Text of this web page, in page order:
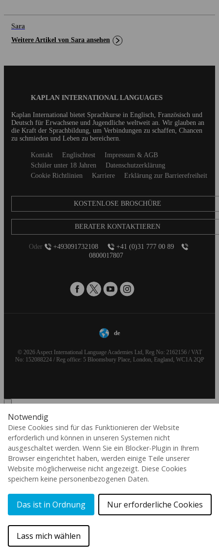
Notwendig
Diese Cookies sind für das Funktionieren der Website
erforderlich und können in unseren Systemen nicht
ausgeschaltet werden. Wenn Sie ein Blocker-Plugin in Ihrem
Browser eingerichtet haben, werden einige Teile unserer
Website möglicherweise nicht angezeigt. Diese Cookies
speichern keine personenbezogenen Daten.
Das ist in Ordnung Nur erforderliche Cookies
Lass mich wählen
Mache unseren kostenlosen
Sara
Weitere Artikel von Sara ansehen
KAPLAN INTERNATIONAL LANGUAGES
Kaplan International bietet Sprachkurse in Englisch, Französisch und
Deutsch für Erwachsene und Jugendliche weltweit an. Wir glauben an
die Kraft der Sprachbildung, um Verbindungen zu schaffen, Chancen
zu schmieden und Leben zu bereichern.
Secondary
Kontakt Englischtest
Impressum & AGB
Schüler unter 18 Jahren
Datenschutzerklärung
Cookie Richtlinien
Karriere Erklärung zur Barrierefreiheit
KOSTENLOSE BROSCHÜRE
BERATER KONTAKTIEREN
Oder +493091732108
+41 (0)31 777 00 89
0800017807
de
© 2026 Aspect International Language Academies Ltd, Reg No: 2162156 / VAT
No: 152088224 / Reg office: 5 Bloomsbury Place, London, England, WC1A 2QP
wurde von Inspirit Capital erworben.
Kaplan Inc. und seine Tochtergesellschaften
übernehmen keinerlei Verantwortung für die hier
dargestellten Inhalte und Materialien. Die
Nutzung der Marke KAPLAN
Grundlage einer von Kaplan, Inc. gewährten
Übergangslizenz.Mehr erfahre